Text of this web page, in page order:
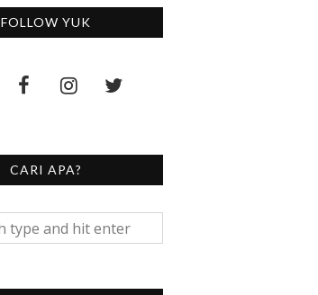
FOLLOW YUK
CARI APA?